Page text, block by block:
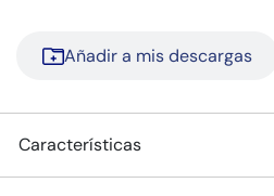
Añadir a mis descargas
Características